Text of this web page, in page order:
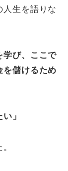
人生を語りな
学び、ここで
を儲けるため
」